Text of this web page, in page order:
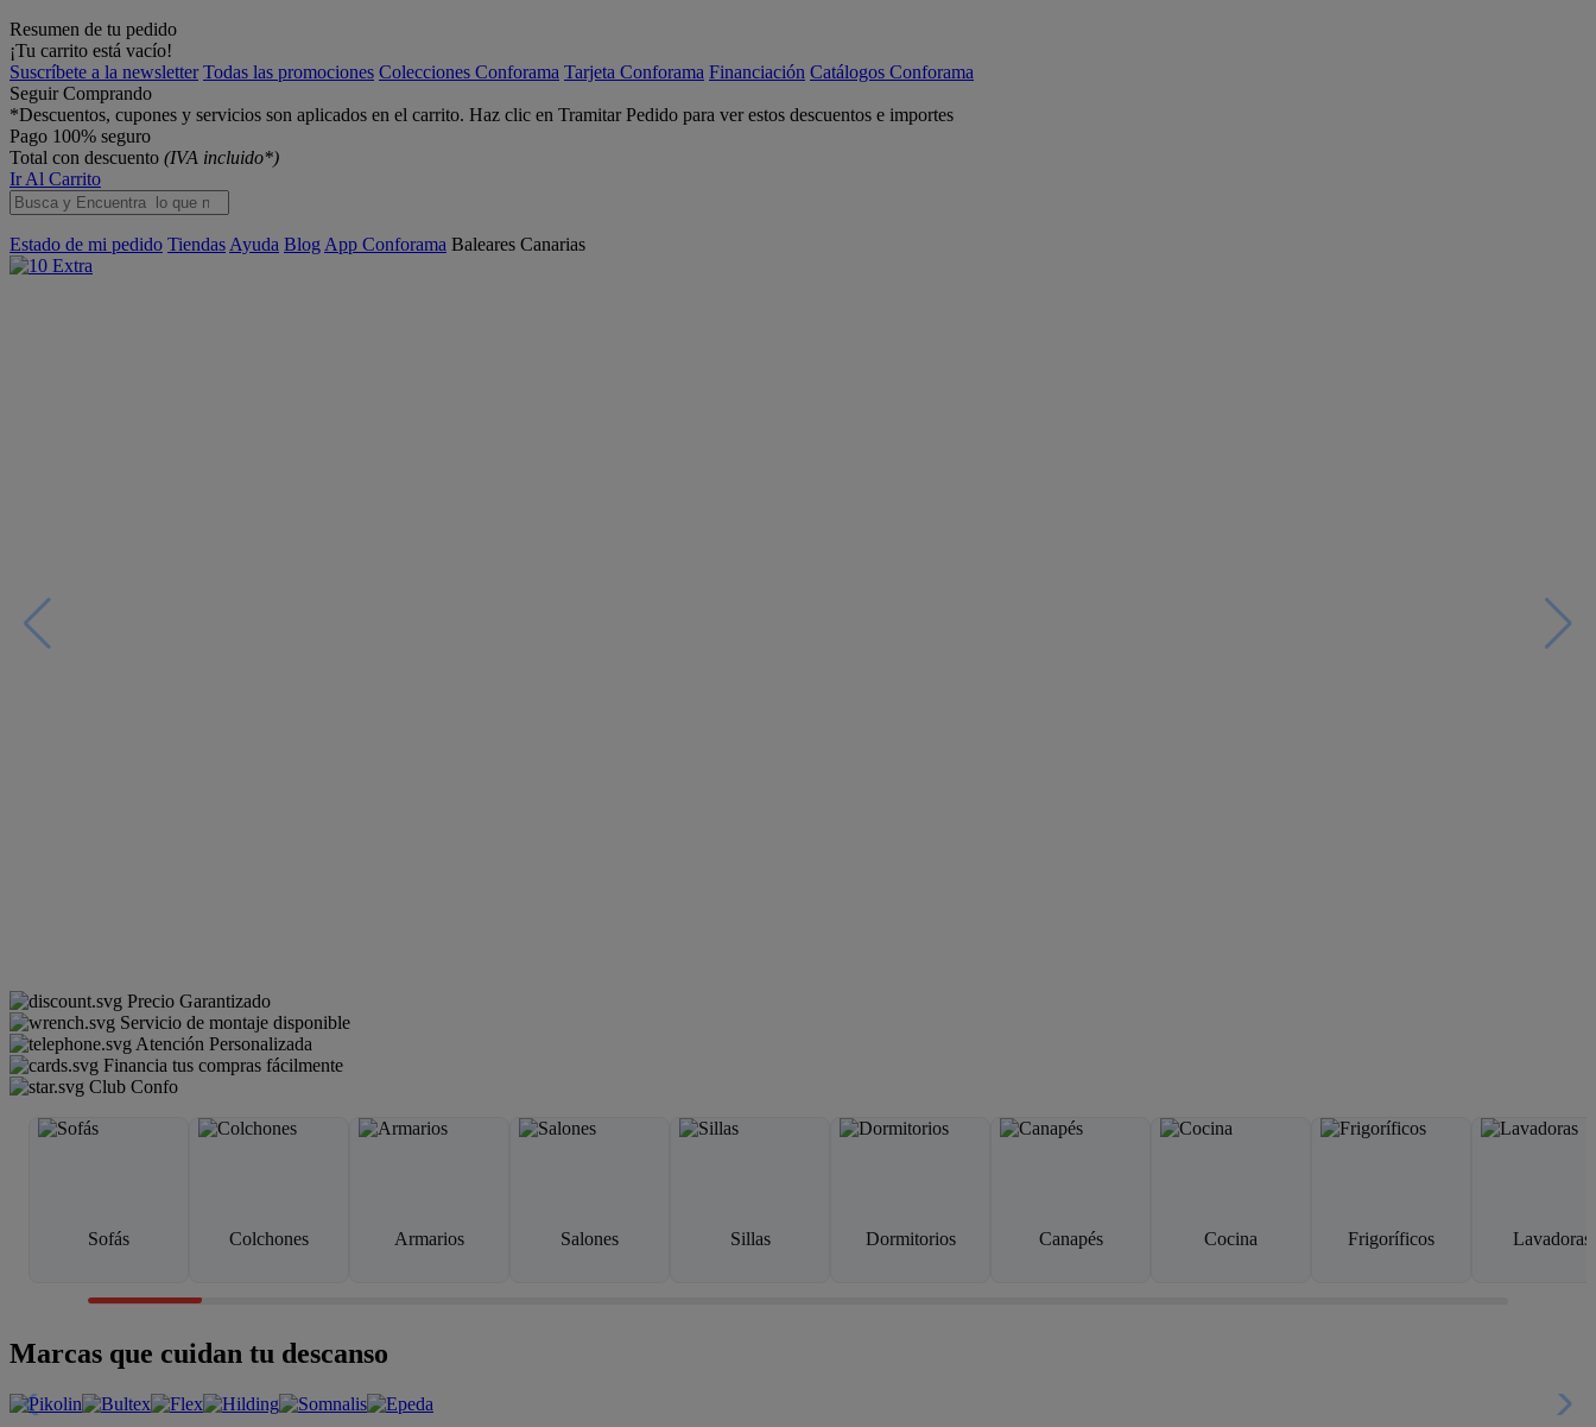
Resumen de tu pedido
¡Tu carrito está vacío!
Suscríbete a la newsletter Todas las promociones Colecciones Conforama Tarjeta Conforama Financiación Catálogos Conforama
Seguir Comprando
*Descuentos, cupones y servicios son aplicados en el carrito. Haz clic en Tramitar Pedido para ver estos descuentos e importes
Pago 100% seguro
Total con descuento (IVA incluido*)
Ir Al Carrito
Estado de mi pedido Tiendas Ayuda Blog App Conforama Baleares Canarias
Precio Garantizado
Servicio de montaje disponible
Atención Personalizada
Financia tus compras fácilmente
Club Confo
Sofás Colchones Armarios Salones Sillas Dormitorios Canapés Cocina Frigoríficos Lavadoras
Marcas que cuidan tu descanso